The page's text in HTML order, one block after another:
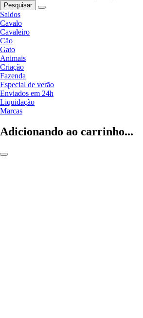
Pesquisar
Saldos
Cavalo
Cavaleiro
Cão
Gato
Animais
Criação
Fazenda
Especial de verão
Enviados em 24h
Liquidação
Marcas
Adicionando ao carrinho...